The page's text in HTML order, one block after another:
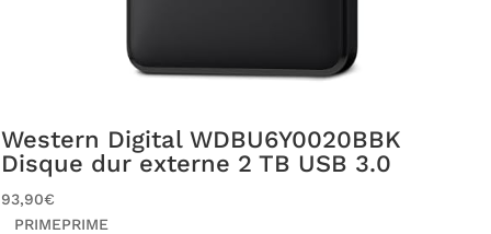
Western Digital WDBU6Y0020BBK
Disque dur externe 2 TB USB 3.0
93,90€
PRIMEPRIME